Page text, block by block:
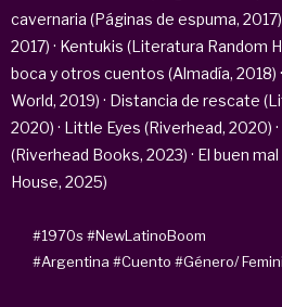
cavernaria (Páginas de espuma,
2017) · Kentukis (Literatura Random
boca y otros cuentos (Almadía, 2018)
World, 2019) · Distancia de rescate
2020) · Little Eyes (Riverhead, 2020)
(Riverhead Books, 2023) · El buen
House, 2025)
#1970s #NewLatinoBoom
#Argentina #Cuento #Género/